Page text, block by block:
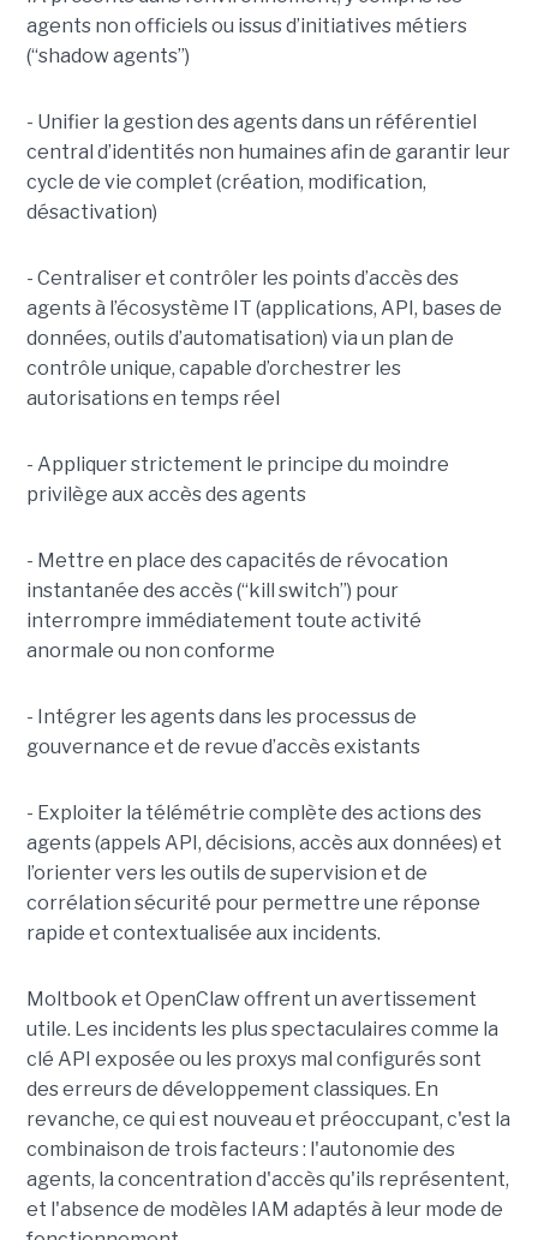
agents non officiels ou issus d’initiatives métiers
(“shadow agents”)
- Unifier la gestion des agents dans un référentiel
central d’identités non humaines afin de garantir leur
cycle de vie complet (création, modification,
désactivation)
- Centraliser et contrôler les points d’accès des
agents à l’écosystème IT (applications, API, bases de
données, outils d’automatisation) via un plan de
contrôle unique, capable d’orchestrer les
autorisations en temps réel
- Appliquer strictement le principe du moindre
privilège aux accès des agents
- Mettre en place des capacités de révocation
instantanée des accès (“kill switch”) pour
interrompre immédiatement toute activité
anormale ou non conforme
- Intégrer les agents dans les processus de
gouvernance et de revue d’accès existants
- Exploiter la télémétrie complète des actions des
agents (appels API, décisions, accès aux données) et
l’orienter vers les outils de supervision et de
corrélation sécurité pour permettre une réponse
rapide et contextualisée aux incidents.
Moltbook et OpenClaw offrent un avertissement
utile. Les incidents les plus spectaculaires comme la
clé API exposée ou les proxys mal configurés sont
des erreurs de développement classiques. En
revanche, ce qui est nouveau et préoccupant, c'est la
combinaison de trois facteurs : l'autonomie des
agents, la concentration d'accès qu'ils représentent,
et l'absence de modèles IAM adaptés à leur mode de